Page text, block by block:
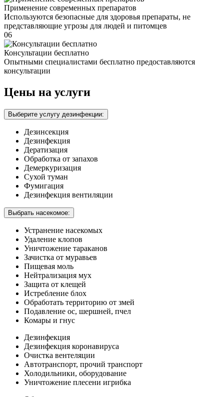
Применение современных препаратов
Используются безопасные для здоровья препараты, не
представляющие угрозы для людей и питомцев
06
Консультации бесплатно
Опытными специалистами бесплатно предоставляются
консультации
Цены на услуги
Выберите услугу дезинфекции:
Дезинсекция
Дезинфекция
Дератизация
Обработка от запахов
Демеркуризация
Сухой туман
Фумигация
Дезинфекция вентиляции
Выбрать насекомое:
Устранение насекомых
Удаление клопов
Уничтожение тараканов
Зачистка от муравьев
Пищевая моль
Нейтрализация мух
Защита от клещей
Истребление блох
Обработать территорию от змей
Подавление ос, шершней, пчел
Комары и гнус
Дезинфекция
Дезинфекция коронавируса
Очистка вентеляции
Автотранспорт, прочий транспорт
Холодильники, оборудование
Уничтожение плесени игрибка